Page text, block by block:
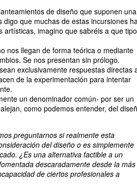
de diseño que suponen una
digo que muchas de estas incursiones
imagino que sabréis a que tipo
nos llegan de forma teórica o mediante
Se nos presentan sin prólogo.
exclusivamente respuestas directas
de la experimentación para intentar
un denominador común- por ser un
como podemos entender, del
preguntarnos si realmente esta
del diseño o es simplemente
¿Es una alternativa factible a un
descaradamente desde la más
de ciertos profesionales a